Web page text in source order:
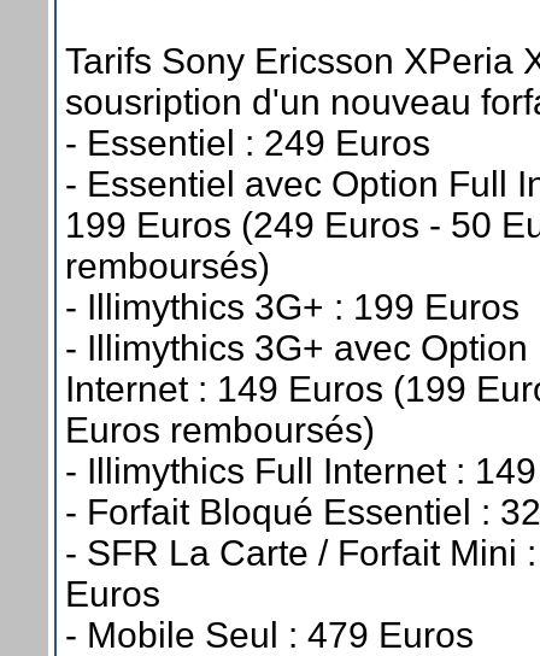
Tarifs Sony Ericsson XPeria
sousription d'un nouveau
- Essentiel : 249 Euros
- Essentiel avec Option Full
199 Euros (249 Euros - 50
remboursés)
- Illimythics 3G+ : 199 Euros
- Illimythics 3G+ avec Option
Internet : 149 Euros (199
Euros remboursés)
- Illimythics Full Internet :
- Forfait Bloqué Essentiel :
- SFR La Carte / Forfait Mini
Euros
- Mobile Seul : 479 Euros